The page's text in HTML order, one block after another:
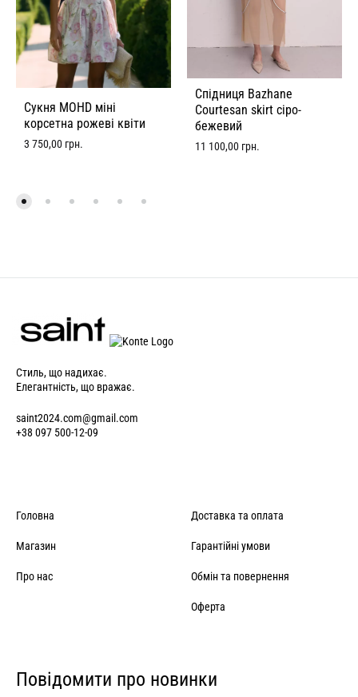
Сукня MOHD міні
корсетна рожеві квіти
3 750,00 грн.
Спідниця Bazhane
Courtesan skirt сіро-
бежевий
11 100,00 грн.
Стиль, що надихає.
Елегантність, що вражає.
saint2024.com@gmail.com
+38 097 500-12-09
Головна
Магазин
Про нас
Доставка та оплата
Гарантійні умови
Обмін та повернення
Оферта
Повідомити про новинки